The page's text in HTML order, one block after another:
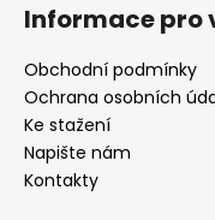
D
o
p
o
r
u
Informace pro
Obchodní podmínky
Ochrana osobních
Ke stažení
Napište nám
Kontakty